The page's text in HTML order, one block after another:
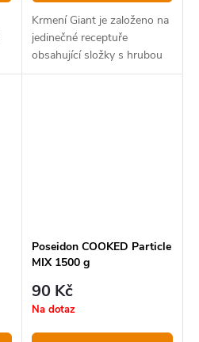
Krmení Giant je založeno na
jedinečné receptuře
obsahující složky s hrubou
strukturou.
Poseidon COOKED Particle
MIX 1500 g
90 Kč
Na dotaz